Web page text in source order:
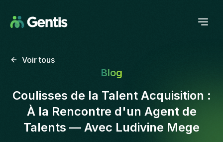
Voir tous
Blog
Coulisses de la Talent Acquisition :
À la Rencontre d'un Agent de
Talents — Avec Ludivine Mege